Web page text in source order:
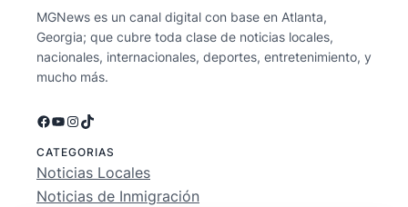
MGNews es un canal digital con base en Atlanta,
Georgia; que cubre toda clase de noticias locales,
nacionales, internacionales, deportes, entretenimiento, y
mucho más.
Facebook
YouTube
Instagram
TikTok
CATEGORIAS
Noticias Locales
Noticias de Inmigración